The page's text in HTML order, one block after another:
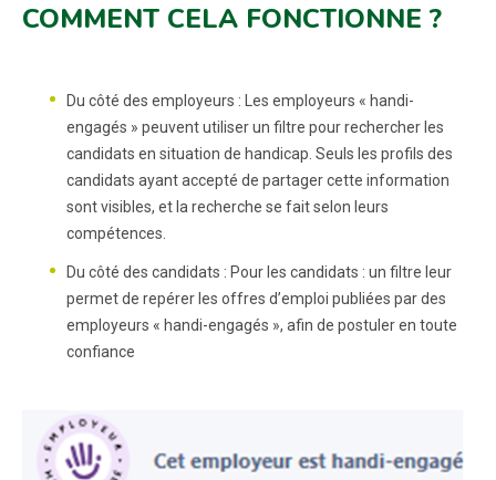
COMMENT CELA FONCTIONNE ?
Du côté des employeurs : Les employeurs « handi-
engagés » peuvent utiliser un filtre pour rechercher les
candidats en situation de handicap. Seuls les profils des
candidats ayant accepté de partager cette information
sont visibles, et la recherche se fait selon leurs
compétences.
Du côté des candidats : Pour les candidats : un filtre leur
permet de repérer les offres d’emploi publiées par des
employeurs « handi-engagés », afin de postuler en toute
confiance